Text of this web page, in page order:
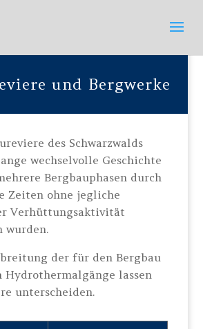
und Bergwerke
des Schwarzwalds
wechselvolle Geschichte
Bergbauphasen durch
Zeiten ohne jegliche
Verhüttungsaktivität
wurden.
der für den Bergbau
Hydrothermalgänge lassen
unterscheiden.